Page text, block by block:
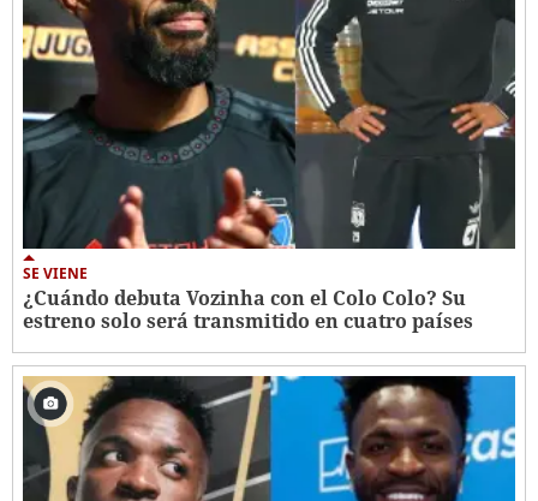
SE VIENE
¿Cuándo debuta Vozinha con el Colo Colo? Su
estreno solo será transmitido en cuatro países